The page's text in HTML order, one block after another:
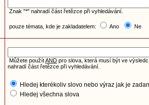
Znak "*" nahradí část řetězce při vyhledávání.
pouze témata, kde je zakladatelem: Ano Ne
Můžete použítAND pro slova, která musí být ve
nahradí část řetězce při vyhledávání.
Hledej kterékoliv slovo nebo výraz jak je
Hledej všechna slova